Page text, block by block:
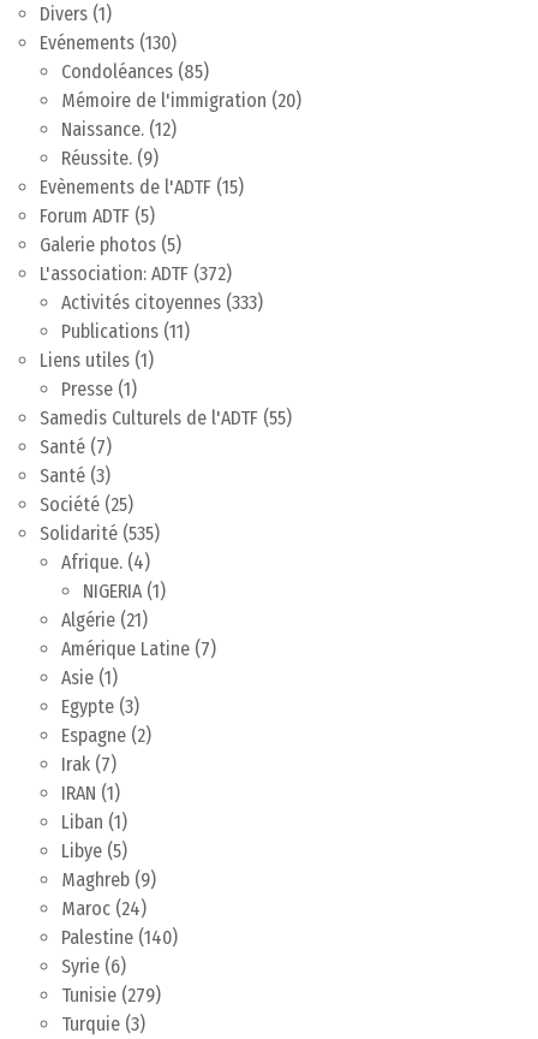
Divers (1)
Evénements (130)
Condoléances (85)
Mémoire de l'immigration (20)
Naissance. (12)
Réussite. (9)
Evènements de l'ADTF (15)
Forum ADTF (5)
Galerie photos (5)
L'association: ADTF (372)
Activités citoyennes (333)
Publications (11)
Liens utiles (1)
Presse (1)
Samedis Culturels de l'ADTF (55)
Santé (7)
Santé (3)
Société (25)
Solidarité (535)
Afrique. (4)
NIGERIA (1)
Algérie (21)
Amérique Latine (7)
Asie (1)
Egypte (3)
Espagne (2)
Irak (7)
IRAN (1)
Liban (1)
Libye (5)
Maghreb (9)
Maroc (24)
Palestine (140)
Syrie (6)
Tunisie (279)
Turquie (3)